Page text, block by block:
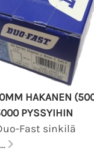
HAKANEN
PYSSYIHIN
Fast sinkilä